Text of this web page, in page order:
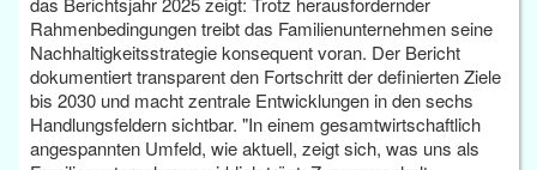
Rahmenbedingungen treibt das Familienunternehmen seine
Nachhaltigkeitsstrategie konsequent voran. Der Bericht
dokumentiert transparent den Fortschritt der definierten Ziele
bis 2030 und macht zentrale Entwicklungen in den sechs
Handlungsfeldern sichtbar. "In einem gesamtwirtschaftlich
angespannten Umfeld, wie aktuell, zeigt sich, was uns als